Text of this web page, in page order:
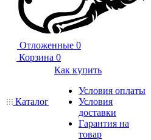
Отложенные 0
Корзина 0
Каталог
Как купить
Условия оплаты
Условия
доставки
Гарантия на
товар